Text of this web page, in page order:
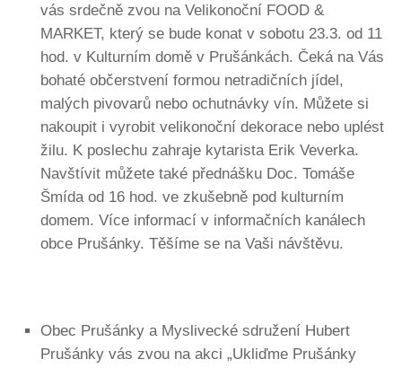
vás srdečně zvou na Velikonoční FOOD &
MARKET, který se bude konat v sobotu 23.3. od 11
hod. v Kulturním domě v Prušánkách. Čeká na Vás
bohaté občerstvení formou netradičních jídel,
malých pivovarů nebo ochutnávky vín. Můžete si
nakoupit i vyrobit velikonoční dekorace nebo uplést
žilu. K poslechu zahraje kytarista Erik Veverka.
Navštívit můžete také přednášku Doc. Tomáše
Šmída od 16 hod. ve zkušebně pod kulturním
domem. Více informací v informačních kanálech
obce Prušánky. Těšíme se na Vaši návštěvu.
Obec Prušánky a Myslivecké sdružení Hubert
Prušánky vás zvou na akci „Ukliďme Prušánky